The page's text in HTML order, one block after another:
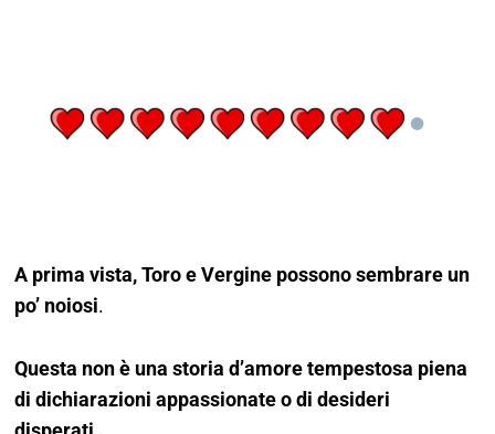
A prima vista, Toro e Vergine possono sembrare un
po’ noiosi.
Questa non è una storia d’amore tempestosa piena
di dichiarazioni appassionate o di desideri